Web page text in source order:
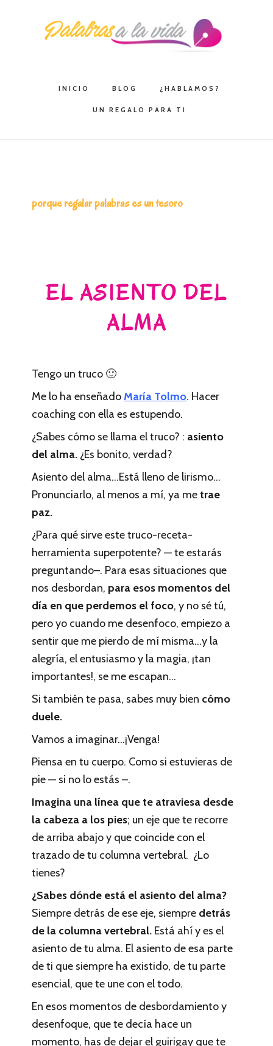
contenido
INICIO BLOG ¿HABLAMOS?
UN REGALO PARA TI
porque regalar palabras es un tesoro
EL ASIENTO DEL
ALMA
Tengo un truco 🙂
Me lo ha enseñadoMaría Tolmo. Hacer
coaching con ella es estupendo.
¿Sabes cómo se llama el truco? : asiento
del alma. ¿Es bonito, verdad?
Asiento del alma…Está lleno de lirismo…
Pronunciarlo, al menos a mí, ya metrae
paz.
¿Para qué sirve este truco-receta-
herramienta superpotente? — te estarás
preguntando–. Para esas situaciones que
nos desbordan, para esos momentos del
día en que perdemos el foco, y no sé tú,
pero yo cuando me desenfoco, empiezo a
sentir que me pierdo de mí misma…y la
alegría, el entusiasmo y la magia, ¡tan
importantes!, se me escapan…
Si también te pasa, sabes muy bien cómo
duele.
Vamos a imaginar…¡Venga!
Piensa en tu cuerpo. Como si estuvieras de
pie — si no lo estás –.
Imagina una línea que te atraviesa desde
la cabeza a los pies; un eje que te recorre
de arriba abajo y que coincide con el
trazado de tu columna vertebral. ¿Lo
tienes?
¿Sabes dónde está el asiento del alma?
Siempre detrás de ese eje, siempre detrás
de la columna vertebral. Está ahí y es el
asiento de tu alma. El asiento de esa parte
de ti que siempre ha existido, de tu parte
esencial, que te une con el todo.
En esos momentos de desbordamiento y
desenfoque, que te decía hace un
momento, has de dejar el guirigay que te